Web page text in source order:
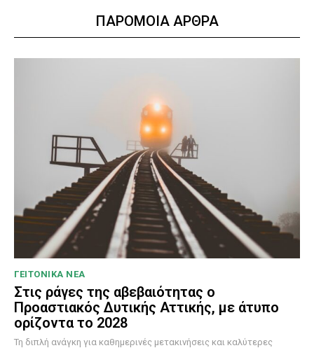
ΠΑΡΟΜΟΙΑ ΑΡΘΡΑ
ΓΕΙΤΟΝΙΚΑ ΝΕΑ
Στις ράγες της αβεβαιότητας ο
Προαστιακός Δυτικής Αττικής, με άτυπο
ορίζοντα το 2028
Τη διπλή ανάγκη για καθημερινές μετακινήσεις και καλύτερες